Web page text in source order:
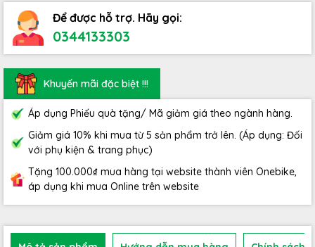
Để được hỗ trợ. Hãy gọi:
0344133303
Khuyến mãi đặc biệt !!!
Áp dụng Phiếu quà tặng/ Mã giảm giá theo ngành hàng.
Giảm giá 10% khi mua từ 5 sản phẩm trở lên. (Áp dụng: Đối
với phụ kiện & trang phục)
Tặng 100.000₫ mua hàng tại website thành viên Onebike,
áp dụng khi mua Online trên website